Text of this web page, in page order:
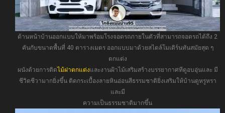
ด้านหน้าบ้านออกแบบให้มาพร้อมโรงจอดรถภายในตัวที่สามารถจอดรถได้ถึง 2
คันกับขนาดพื้นที่ 40 ตารางเมตร ออกแบบมาด้วยสไตล์โมเดิร์นทันสมัยสุด ๆ
ตกแต่ง
ผนังด้วยการติดไม้ฝาตกแต่งและงานฝ้าไม้เสริมสร้างบรรยากาศทีดูอบอุ่นและ มี
ชีวิตชีวามากยิ่งขึ้น ติดกระเบื้องลายหินอ่อนสีธรรมชาติยิ่งเสริมให้บ้านดูหรูหรา
และมี
ความเป็นธรรมชาติมากขึ้น